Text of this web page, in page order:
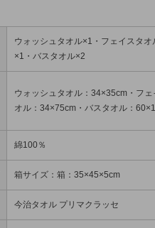
ウォッシュタオル×1・フェイスタオ
×1・バスタオル×2
ウォッシュタオル：34×35cm・フェ
オル：34×75cm・バスタオル：
綿100％
箱サイズ：箱：35×45×5cm
今治タオル プリマクラッセ